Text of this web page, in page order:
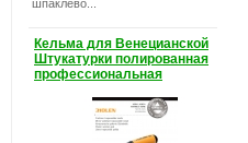
шпаклево...
Кельма для Венецианской
Штукатурки полированная
профессиональная